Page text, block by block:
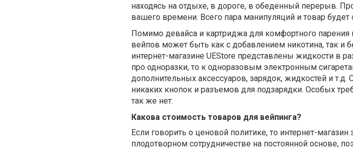
находясь на отдыхе, в дороге, в обеденный перерыв.
вашего времени. Всего пара манипуляций и товар
Помимо девайса и картриджа для комфортного парения
вейпов может быть как с добавлением никотина, так и
интернет-магазине UEStore представлены жидкости в
про одноразки, то к одноразовым электронным
дополнительных аксессуаров, зарядок, жидкостей и
никаких кнопок и разъемов для подзарядки. Особых
так же нет.
Какова стоимость товаров для вейпинга?
Если говорить о ценовой политике, то интернет-магазин
плодотворном сотрудничестве на постоянной основе,